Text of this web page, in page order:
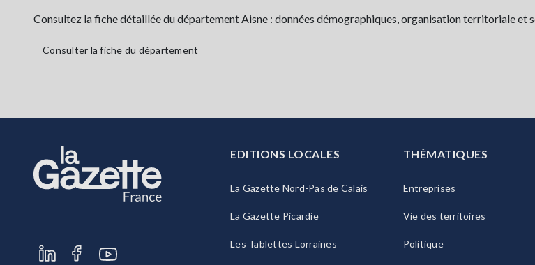
Consultez la fiche détaillée du département Aisne : données démographiques, organisation territoriale et
Consulter la fiche du département
EDITIONS LOCALES
La Gazette Nord-Pas de Calais
La Gazette Picardie
Les Tablettes Lorraines
THÉMATIQUES
Entreprises
Vie des territoires
Politique